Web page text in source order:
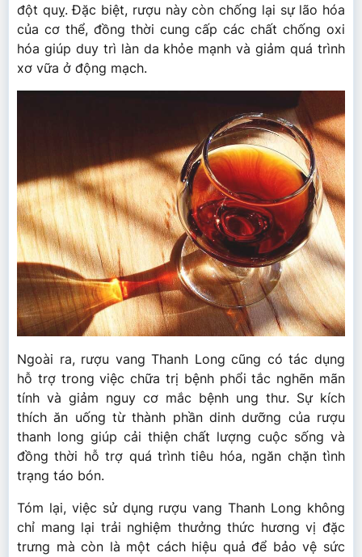
đột quỵ. Đặc biệt, rượu này còn chống lại sự lão hóa
của cơ thể, đồng thời cung cấp các chất chống oxi
hóa giúp duy trì làn da khỏe mạnh và giảm quá trình
xơ vữa ở động mạch.
Ngoài ra, rượu vang Thanh Long cũng có tác dụng
hỗ trợ trong việc chữa trị bệnh phổi tắc nghẽn mãn
tính và giảm nguy cơ mắc bệnh ung thư. Sự kích
thích ăn uống từ thành phần dinh dưỡng của rượu
thanh long giúp cải thiện chất lượng cuộc sống và
đồng thời hỗ trợ quá trình tiêu hóa, ngăn chặn tình
trạng táo bón.
Tóm lại, việc sử dụng rượu vang Thanh Long không
chỉ mang lại trải nghiệm thưởng thức hương vị đặc
trưng mà còn là một cách hiệu quả để bảo vệ sức